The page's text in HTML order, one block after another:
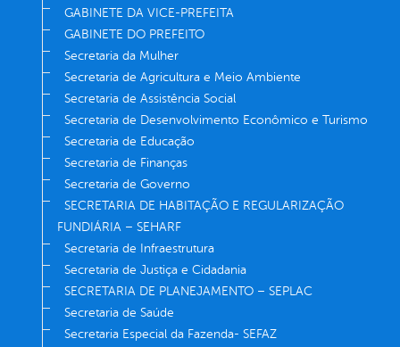
GABINETE DA VICE-PREFEITA
GABINETE DO PREFEITO
Secretaria da Mulher
Secretaria de Agricultura e Meio Ambiente
Secretaria de Assistência Social
Secretaria de Desenvolvimento Econômico e Turismo
Secretaria de Educação
Secretaria de Finanças
Secretaria de Governo
SECRETARIA DE HABITAÇÃO E REGULARIZAÇÃO
FUNDIÁRIA – SEHARF
Secretaria de Infraestrutura
Secretaria de Justiça e Cidadania
SECRETARIA DE PLANEJAMENTO – SEPLAC
Secretaria de Saúde
Secretaria Especial da Fazenda- SEFAZ